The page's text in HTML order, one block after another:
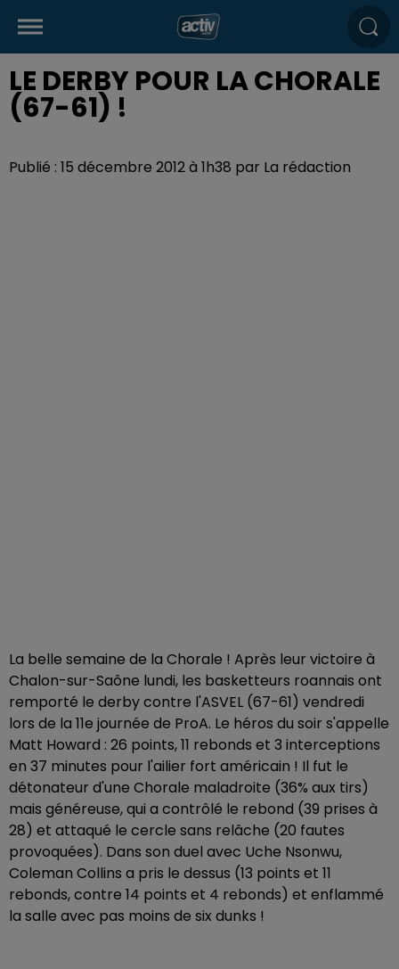
LE DERBY POUR LA CHORALE
(67-61) !
Publié : 15 décembre 2012 à 1h38 par La rédaction
La belle semaine de la Chorale ! Après leur victoire à
Chalon-sur-Saône lundi, les basketteurs roannais ont
remporté le derby contre l'ASVEL (67-61) vendredi
lors de la 11e journée de ProA. Le héros du soir s'appelle
Matt Howard : 26 points, 11 rebonds et 3 interceptions
en 37 minutes pour l'ailier fort américain ! Il fut le
détonateur d'une Chorale maladroite (36% aux tirs)
mais généreuse, qui a contrôlé le rebond (39 prises à
28) et attaqué le cercle sans relâche (20 fautes
provoquées). Dans son duel avec Uche Nsonwu,
Coleman Collins a pris le dessus (13 points et 11
rebonds, contre 14 points et 4 rebonds) et enflammé
la salle avec pas moins de six dunks !